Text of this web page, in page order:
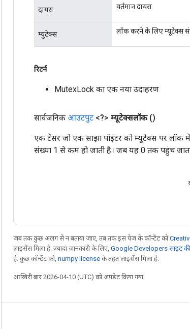
दायरा वर्तमान दायरा
म्युटेक्स लॉक करने के लिए म्यूटेक्स
रिटर्न
MutexLock का एक नया उदाहरण
सार्वजनिक आउटपुट <?> म्यूटेक्सलॉक ()
एक टेंसर जो एक साझा पॉइंटर को म्यूटेक्स पर लॉक में
संख्या 1 से कम हो जाती है। जब यह 0 तक पहुंच जाता
जब तक कुछ अलग से न बताया जाए, तब तक इस पेज के कॉन्टेंट को
लाइसेंस मिला है. ज़्यादा जानकारी के लिए, Google Developers साइट की
है. कुछ कॉन्टेंट को, numpy license के तहत लाइसेंस मिला है.
आखिरी बार 2026-04-10 (UTC) को अपडेट किया गया.